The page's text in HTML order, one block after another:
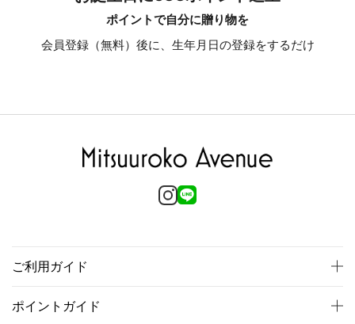
ポイントで自分に贈り物を
会員登録（無料）後に、生年月日の登録をするだけ
ご利用ガイド
ポイントガイド